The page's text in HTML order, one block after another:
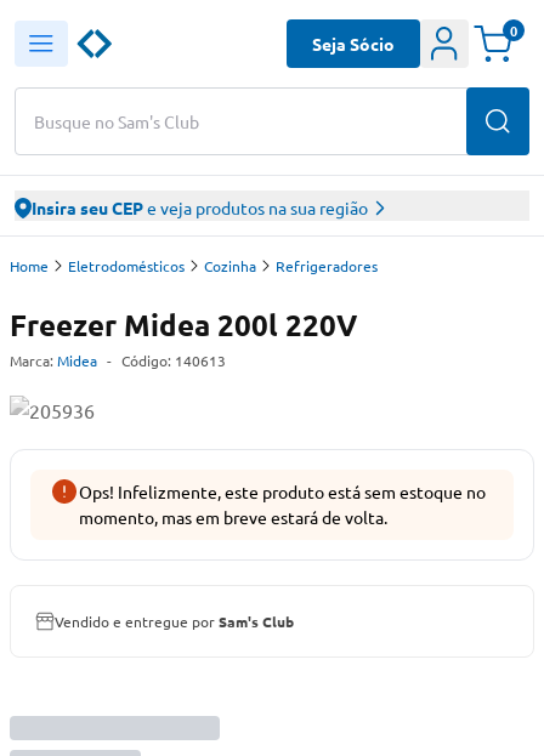
Busque no Sam's Club
Seja Sócio
0
Insira seu CEPe veja produtos na sua região
Home Eletrodomésticos Cozinha Refrigeradores
Freezer Midea 200l 220V
Marca: Midea - Código: 140613
Ops! Infelizmente, este produto está sem estoque no
momento, mas em breve estará de volta.
Vendido e entregue porSam's Club